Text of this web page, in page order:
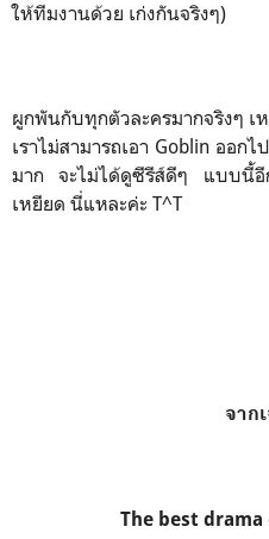
ให้ทีมงานด้วย เก่งกันจริงๆ)
ผูกพันกับทุกตัวละครมากจริงๆ
เราไม่สามารถเอา Goblin ออก
มาก จะไม่ได้ดูซีรีส์ดีๆ แบบนี้อี
เหยียด นี่แหละค่ะ T^T
จาก
The best